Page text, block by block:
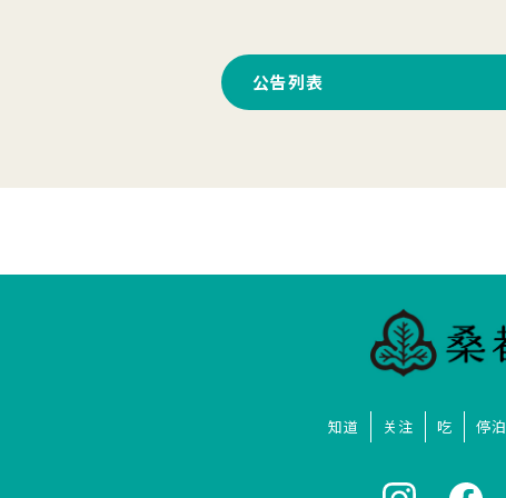
公告列表
知道 关注 吃 停泊